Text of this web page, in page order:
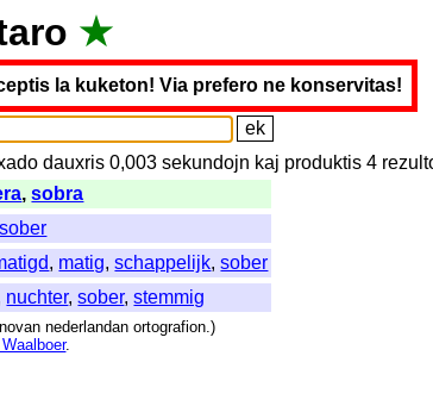
★
la kuketon! Via prefero ne konservitas!
dauxris 0,003sekundojn kaj produktis 4
,sobra
sober
, matig,schappelijk,sober
nuchter,sober,stemmig
nederlandan ortografion .)
.